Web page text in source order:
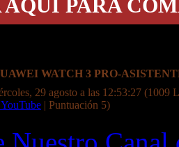
AQUÍ PARA
WATCH 3 PRO-
29 agosto a las 12:53:27 (1009
| Puntuación 5)